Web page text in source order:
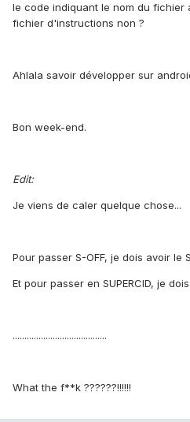
le code indiquant le nom du fichier
fichier d'instructions non ?
Ahlala savoir développer sur
Bon week-end.
Edit:
Je viens de caler quelque chose...
Pour passer S-OFF, je dois avoir le
Et pour passer en SUPERCID, je
........................................
What the f**k ??????!!!!!!